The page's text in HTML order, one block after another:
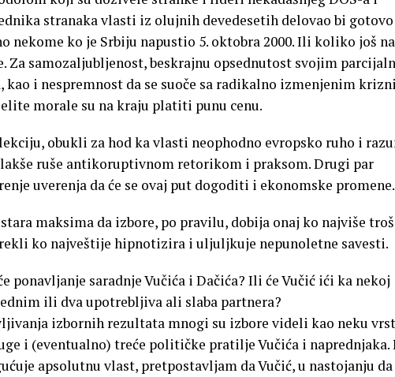
stranaka vlasti iz olujnih devedesetih delovao bi gotovo
nekome ko je Srbiju napustio 5. oktobra 2000. Ili koliko još na
Za samozaljubljenost, beskrajnu opsednutost svojim
i nespremnost da se suoče sa radikalno izmenjenim
morale su na kraju platiti punu cenu.
obukli za hod ka vlasti neophodno evropsko ruho i
ruše antikoruptivnom retorikom i praksom. Drugi par
uverenja da će se ovaj put dogoditi i ekonomske promene.
maksima da izbore, po pravilu, dobija onaj ko najviše
ko najveštije hipnotizira i uljuljkuje nepunoletne savesti.
ponavljanje saradnje Vučića i Dačića? Ili će Vučić ići ka nekoj
ili dva upotrebljiva ali slaba partnera?
izbornih rezultata mnogi su izbore videli kao neku
i (eventualno) treće političke pratilje Vučića i naprednjaka.
apsolutnu vlast, pretpostavljam da Vučić, u nastojanju da